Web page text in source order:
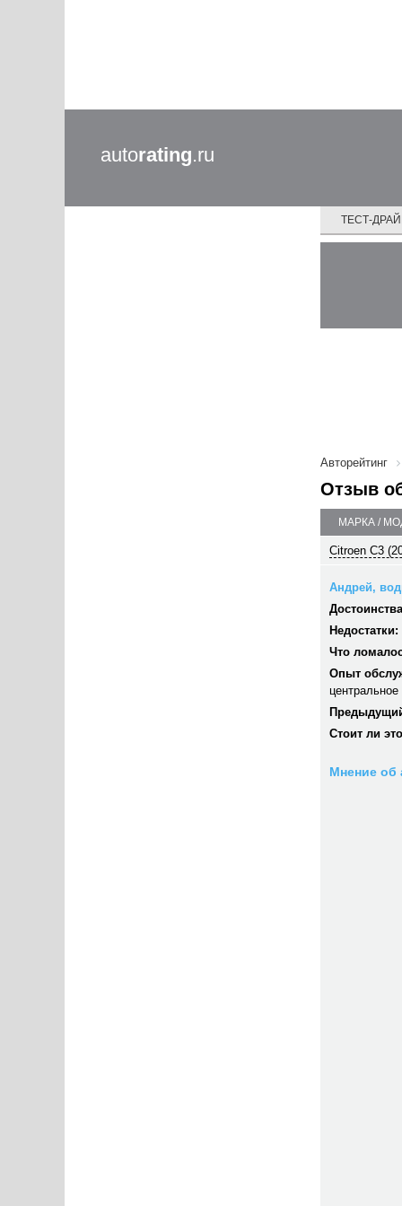
autorating.ru
ТЕСТ-
Авторейтинг
Отзыв
МАРКА /
Citroen C3
Андрей,
Недостатки:
Что
Опыт
Стоит ли
Мнение об